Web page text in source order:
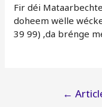
Fir déi
doheem wëlle
39 99) ,da brénge
←